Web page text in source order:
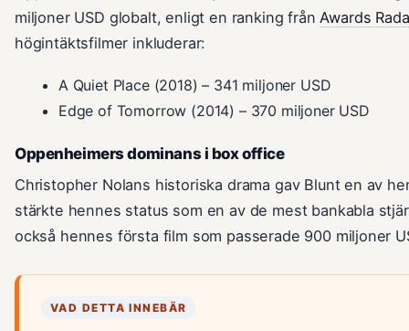
miljoner USD globalt, enligt en ranking från Awards
högintäktsfilmer inkluderar:
A Quiet Place (2018) – 341 miljoner USD
Edge of Tomorrow (2014) – 370 miljoner USD
Oppenheimers dominans i box office
Christopher Nolans historiska drama gav Blunt en av
stärkte hennes status som en av de mest bankabla
också hennes första film som passerade 900 miljoner
VAD DETTA INNEBÄR